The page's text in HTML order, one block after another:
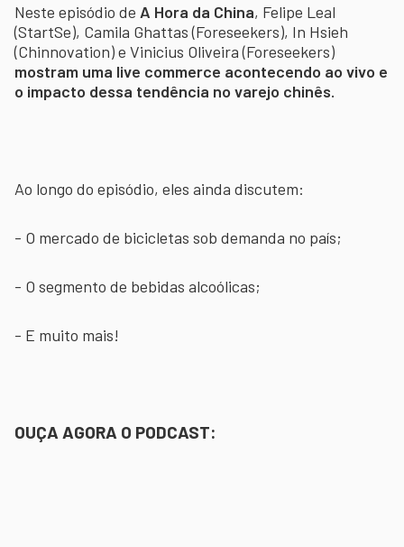
Neste episódio de A Hora da China, Felipe Leal
(StartSe), Camila Ghattas (Foreseekers), In Hsieh
(Chinnovation) e Vinicius Oliveira (Foreseekers)
mostram uma live commerce acontecendo ao vivo e
o impacto dessa tendência no varejo chinês.
Ao longo do episódio, eles ainda discutem:
- O mercado de bicicletas sob demanda no país;
- O segmento de bebidas alcoólicas;
- E muito mais!
OUÇA AGORA O PODCAST: